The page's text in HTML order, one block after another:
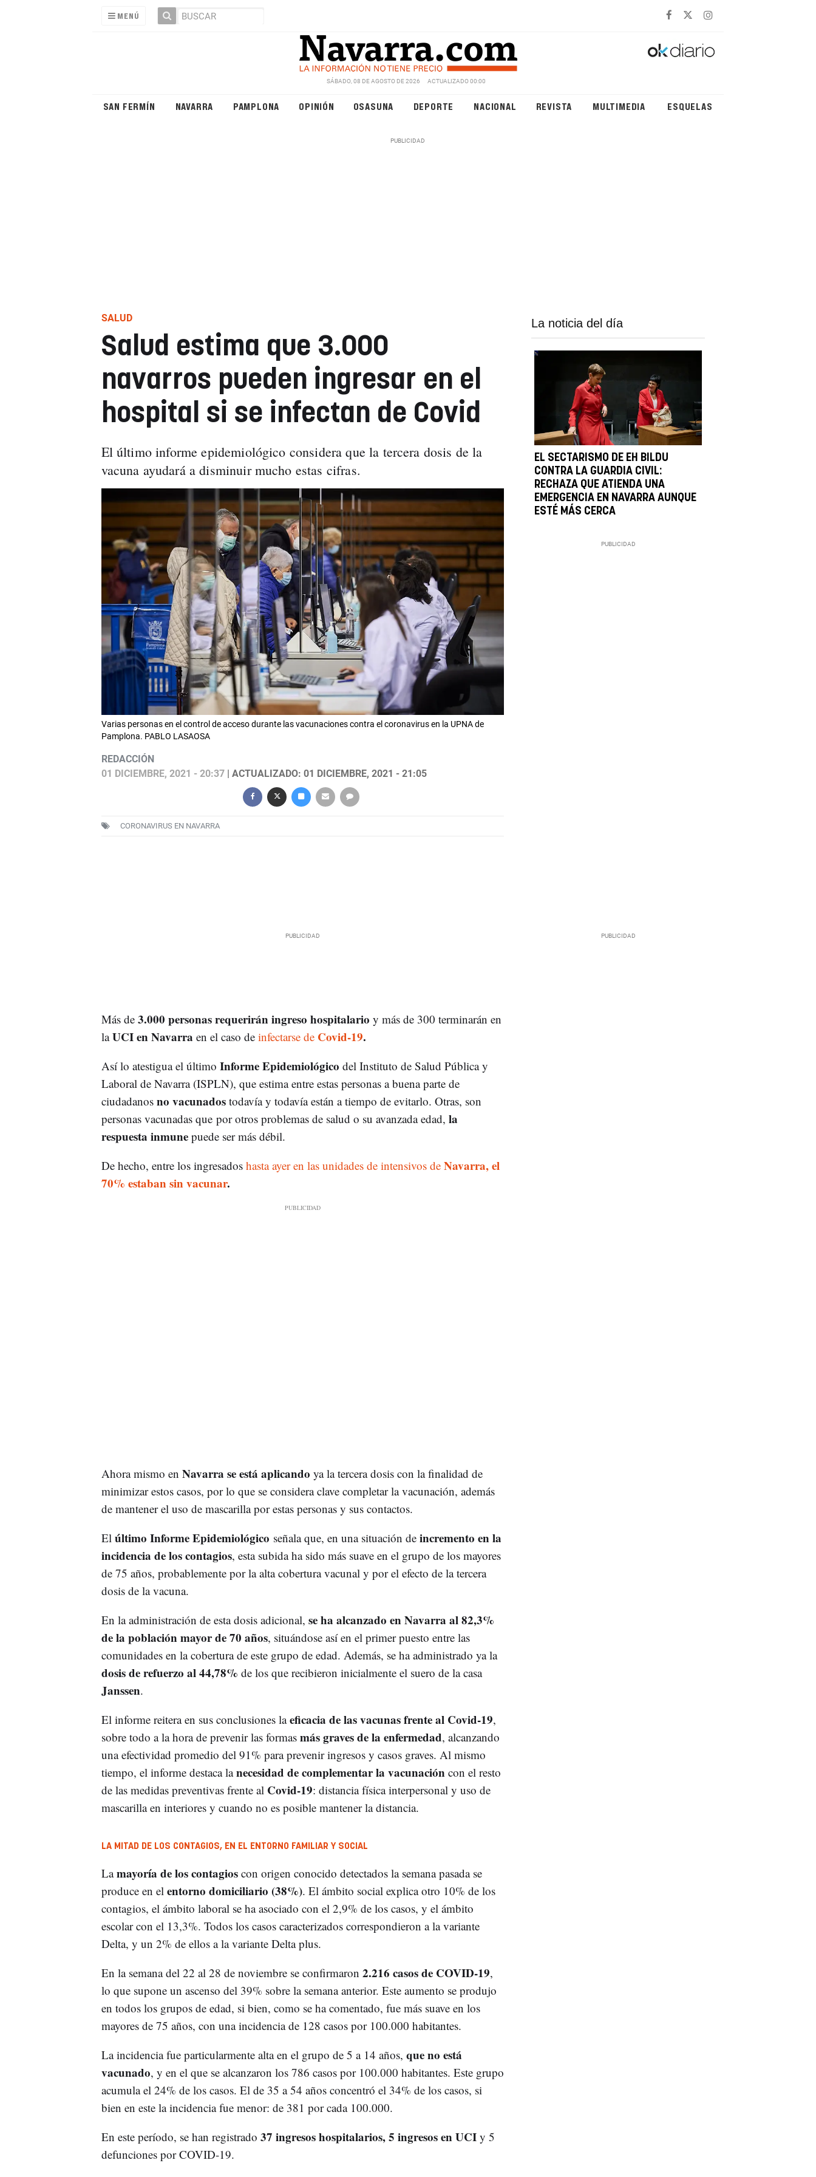
MENÚ
SÁBADO, 08 DE AGOSTO DE 2026 ACTUALIZADO 00:00
SAN FERMÍN NAVARRA PAMPLONA OPINIÓN OSASUNA DEPORTE NACIONAL REVISTA MULTIMEDIA ESQUELAS
SALUD
Salud estima que 3.000
navarros pueden ingresar en el
hospital si se infectan de Covid
El último informe epidemiológico considera que la tercera dosis de la
vacuna ayudará a disminuir mucho estas cifras.
Varias personas en el control de acceso durante las vacunaciones contra el coronavirus en la UPNA de
Pamplona. PABLO LASAOSA
REDACCIÓN
01 DICIEMBRE, 2021 - 20:37| ACTUALIZADO: 01 DICIEMBRE, 2021 - 21:05
CORONAVIRUS EN NAVARRA
La noticia del día
EL SECTARISMO DE EH BILDU
CONTRA LA GUARDIA CIVIL:
RECHAZA QUE ATIENDA UNA
EMERGENCIA EN NAVARRA AUNQUE
ESTÉ MÁS CERCA
Más de 3.000 personas requerirán ingreso hospitalario y más de 300 terminarán en
laUCI en Navarra en el caso deinfectarse de Covid-19.
Así lo atestigua el último Informe Epidemiológico del Instituto de Salud Pública y
Laboral de Navarra (ISPLN), que estima entre estas personas a buena parte de
ciudadanos no vacunadostodavía y todavía están a tiempo de evitarlo. Otras, son
personas vacunadas que por otros problemas de salud o su avanzada edad, la
respuesta inmune puede ser más débil.
De hecho, entre los ingresados hasta ayer en las unidades de intensivos de Navarra, el
70% estaban sin vacunar.
Ahora mismo en Navarra se está aplicando ya la tercera dosis con la finalidad de
minimizar estos casos, por lo que se considera clave completar la vacunación, además
de mantener el uso de mascarilla por estas personas y sus contactos.
El último Informe Epidemiológico señala que, en una situación deincremento en la
incidencia de los contagios, esta subida ha sido más suave en el grupo de los mayores
de 75 años, probablemente por la alta cobertura vacunal y por el efecto de la tercera
dosis de la vacuna.
En la administración de esta dosis adicional, se ha alcanzado en Navarra al 82,3%
de la población mayor de 70 años, situándose así en el primer puesto entre las
comunidades en la cobertura de este grupo de edad. Además, se ha administrado ya la
dosis de refuerzo al 44,78% de los que recibieron inicialmente el suero de la casa
Janssen.
El informe reitera en sus conclusiones laeficacia de las vacunas frente al Covid-19,
sobre todo a la hora de prevenir las formas más graves de la enfermedad, alcanzando
una efectividad promedio del 91% para prevenir ingresos y casos graves. Al mismo
tiempo, el informe destaca lanecesidad de complementar la vacunación con el resto
de las medidas preventivas frente al Covid-19: distancia física interpersonal y uso de
mascarilla en interiores y cuando no es posible mantener la distancia.
LA MITAD DE LOS CONTAGIOS, EN EL ENTORNO FAMILIAR Y SOCIAL
Lamayoría de los contagioscon origen conocido detectados la semana pasada se
produce en elentorno domiciliario (38%). El ámbito social explica otro 10% de los
contagios, el ámbito laboral se ha asociado con el 2,9% de los casos, y el ámbito
escolar con el 13,3%. Todos los casos caracterizados correspondieron a la variante
Delta, y un 2% de ellos a la variante Delta plus.
En la semana del 22 al 28 de noviembre se confirmaron 2.216 casos de COVID-19,
lo que supone un ascenso del 39% sobre la semana anterior. Este aumento se produjo
en todos los grupos de edad, si bien, como se ha comentado, fue más suave en los
mayores de 75 años, con una incidencia de 128 casos por 100.000 habitantes.
La incidencia fue particularmente alta en el grupo de 5 a 14 años, que no está
vacunado, y en el que se alcanzaron los 786 casos por 100.000 habitantes. Este grupo
acumula el 24% de los casos. El de 35 a 54 años concentró el 34% de los casos, si
bien en este la incidencia fue menor: de 381 por cada 100.000.
En este período, se han registrado 37 ingresos hospitalarios, 5 ingresos en UCI y 5
defunciones por COVID-19.